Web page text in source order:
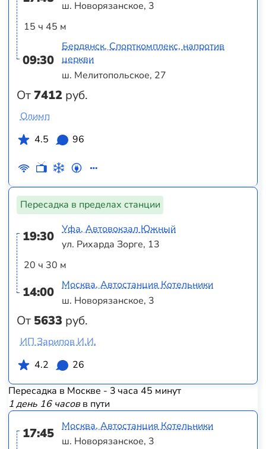
15 ч 45 м
09:30
От7412 руб.
ш. Новорязанское, 3
Бердянск, Спорткомплекс, напротив
церкви
ш. Мелитопольское, 27
Олимп
4.5
96
Пересадка в пределах станции
19:30
20 ч 30 м
14:00
От 5633 руб.
Уфа, Автовокзал Южный
ул. Рихарда Зорге, 13
Москва, Автостанция Котельники
ш. Новорязанское, 3
ИП Зарипов И.И.
4.2
26
Пересадка в Москве - 3 часа 45 минут
1 день 16 часовв пути
17:45
Москва, Автостанция Котельники
ш. Новорязанское, 3